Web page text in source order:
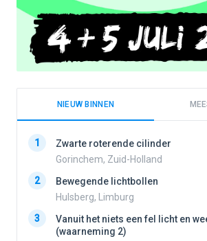
NIEUW BINNEN
1
Zwarte roterende cilinder
Gorinchem, Zuid-Holland
2
Bewegende lichtbollen
Hulsberg, Limburg
3
Vanuit het niets een fel licht en
(waarneming 2)